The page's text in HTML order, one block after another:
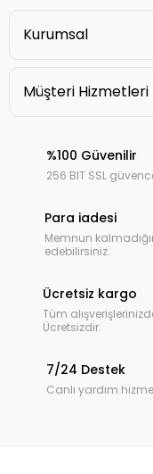
Kurumsal
Müşteri Hizmetleri
%100 Güvenilir
256 BIT SSL
Para iadesi
Memnun
edebilirsiniz.
Ücretsiz kargo
Tüm
Ücretsizdir.
7/24 Destek
Canlı yardım